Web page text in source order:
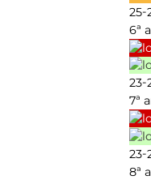
25-
6ª
23-
7ª
23-
8ª